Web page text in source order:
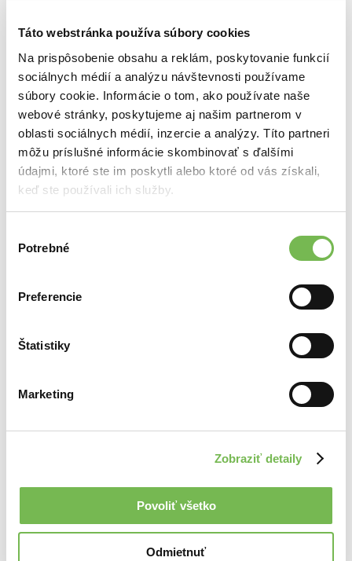
Táto webstránka používa súbory cookies
Na prispôsobenie obsahu a reklám, poskytovanie funkcií
sociálnych médií a analýzu návštevnosti používame
súbory cookie. Informácie o tom, ako používate naše
webové stránky, poskytujeme aj našim partnerom v
oblasti sociálnych médií, inzercie a analýzy. Títo partneri
môžu príslušné informácie skombinovať s ďalšími
údajmi, ktoré ste im poskytli alebo ktoré od vás získali,
keď ste používali ich služby.
súhlasu
Potrebné
Preferencie
Štatistiky
Marketing
Zobraziť detaily
Povoliť všetko
Odmietnuť
Kovové zrkadlá ICONIC s mrežovaním
Zrkadlo vyrobíme podľa Vašej predstavy v nadštandardnom
prevedení. Na presný rozmer vypracujeme proporčný návrh.
Cena od
358,75€
Farba kovového rámu
Popis